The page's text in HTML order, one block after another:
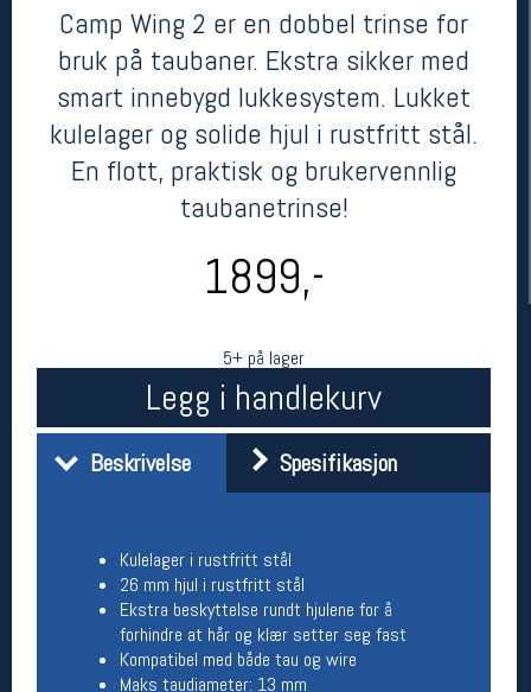
Camp Wing 2 er en dobbel trinse for
bruk på taubaner. Ekstra sikker med
smart innebygd lukkesystem. Lukket
kulelager og solide hjul i rustfritt stål.
En flott, praktisk og brukervennlig
taubanetrinse!
1899,-
5+ på lager
Legg i handlekurv
Beskrivelse Spesifikasjon
Kulelager i rustfritt stål
26 mm hjul i rustfritt stål
Ekstra beskyttelse rundt hjulene for å
forhindre at hår og klær setter seg fast
Kompatibel med både tau og wire
Maks taudiameter: 13 mm
kr 1899
Her finner du oss
Oslo Sportslager
(telefontid man-fredag klokken 10-13)
Vis i kart
Om oss
Kontakt oss